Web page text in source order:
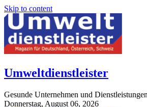
Skip to content
Umweltdienstleister
Gesunde Unternehmen und
Donnerstag, August 06, 2026